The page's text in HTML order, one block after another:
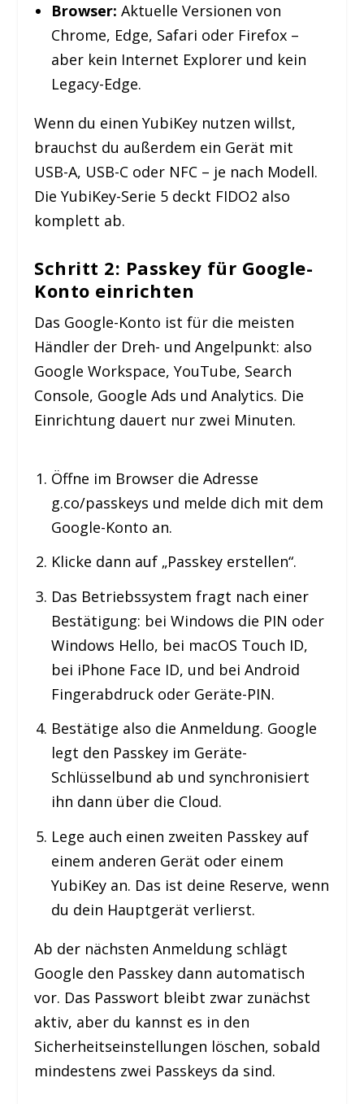
Browser: Aktuelle Versionen von
Chrome, Edge, Safari oder Firefox –
aber kein Internet Explorer und kein
Legacy-Edge.
Wenn du einen YubiKey nutzen willst,
brauchst du außerdem ein Gerät mit
USB-A, USB-C oder NFC – je nach Modell.
Die YubiKey-Serie 5 deckt FIDO2 also
komplett ab.
Schritt 2: Passkey für Google-
Konto einrichten
Das Google-Konto ist für die meisten
Händler der Dreh- und Angelpunkt: also
Google Workspace, YouTube, Search
Console, Google Ads und Analytics. Die
Einrichtung dauert nur zwei Minuten.
Öffne im Browser die Adresse
g.co/passkeys und melde dich mit dem
Google-Konto an.
Klicke dann auf „Passkey erstellen“.
Das Betriebssystem fragt nach einer
Bestätigung: bei Windows die PIN oder
Windows Hello, bei macOS Touch ID,
bei iPhone Face ID, und bei Android
Fingerabdruck oder Geräte-PIN.
Bestätige also die Anmeldung. Google
legt den Passkey im Geräte-
Schlüsselbund ab und synchronisiert
ihn dann über die Cloud.
Lege auch einen zweiten Passkey auf
einem anderen Gerät oder einem
YubiKey an. Das ist deine Reserve, wenn
du dein Hauptgerät verlierst.
Ab der nächsten Anmeldung schlägt
Google den Passkey dann automatisch
vor. Das Passwort bleibt zwar zunächst
aktiv, aber du kannst es in den
Sicherheitseinstellungen löschen, sobald
mindestens zwei Passkeys da sind.